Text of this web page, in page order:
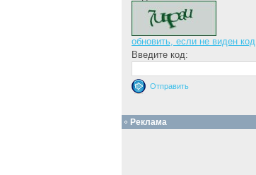
обновить, если не виден код
Введите код:
Реклама